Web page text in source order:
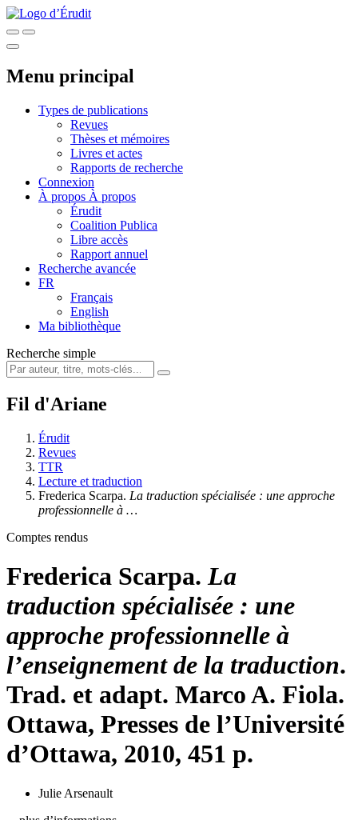
Menu principal
Types de publications
Revues
Thèses et mémoires
Livres et actes
Rapports de recherche
Connexion
À propos À propos
Érudit
Coalition Publica
Libre accès
Rapport annuel
Recherche avancée
FR
Français
English
Ma bibliothèque
Recherche simple
Fil d'Ariane
Érudit
Revues
TTR
Lecture et traduction
Frederica Scarpa. La traduction spécialisée : une approche
professionnelle à …
Comptes rendus
Frederica Scarpa. La
traduction spécialisée : une
approche professionnelle à
l’enseignement de la traduction.
Trad. et adapt. Marco A. Fiola.
Ottawa, Presses de l’Université
d’Ottawa, 2010, 451 p.
Julie Arsenault